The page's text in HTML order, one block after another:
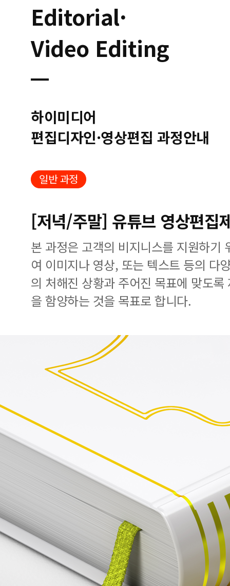
Editorial·
Video Editing
하이미디어
편집디자인·영상편집 과정안내
일반 과정
[저녁/주말] 유튜브 영상편집
본 과정은 고객의 비지니스를 지원하기
여 이미지나 영상, 또는 텍스트 등의 다
의 처해진 상황과 주어진 목표에 맞도
을 함양하는 것을 목표로 합니다.